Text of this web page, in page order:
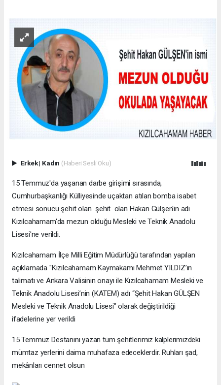
Erkek| Kadın (Haberi Sesli Oku)
15 Temmuz'da yaşanan darbe girişimi sırasında,
Cumhurbaşkanlığı Külliyesinde uçaktan atılan bomba isabet
etmesi sonucu şehit olan şehit olan Hakan Gülşen'in adı
Kızılcahamam'da mezun olduğu Mesleki ve Teknik Anadolu
Lisesi'ne verildi.
Kızılcahamam İlçe Milli Eğitim Müdürlüğü tarafından yapılan
açıklamada "Kızılcahamam Kaymakamı Mehmet YILDIZ’ın
talimatı ve Ankara Valisinin onayı ile Kızılcahamam Mesleki ve
Teknik Anadolu Lisesi’nin (KATEM) adı “Şehit Hakan GÜLŞEN
Mesleki ve Teknik Anadolu Lisesi” olarak değiştirildiği
ifadelerine yer verildi
15 Temmuz Destanını yazan tüm şehitlerimiz kalplerimizdeki
mümtaz yerlerini daima muhafaza edeceklerdir. Ruhları şad,
mekânları cennet olsun